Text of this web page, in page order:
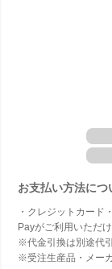
お支払い方法につ
・クレジットカード
Payがご利用いただけ
※代金引換は別途代
※受注生産品・メー